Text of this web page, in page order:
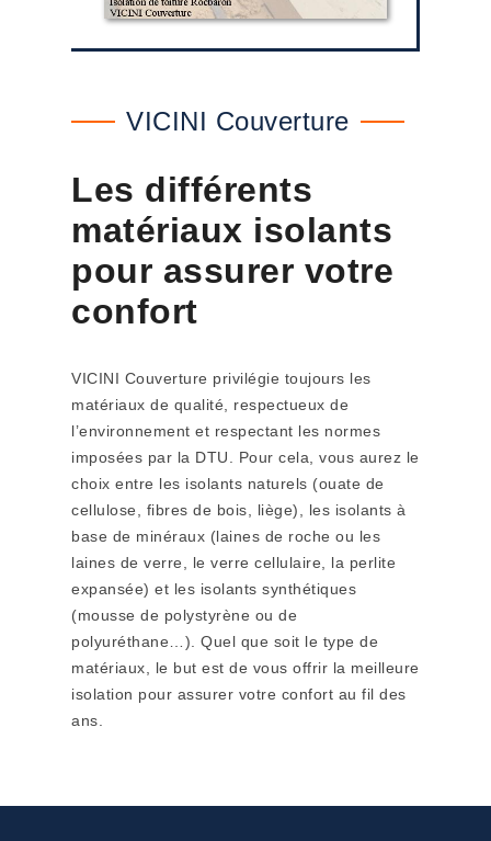
VICINI Couverture
Les différents
matériaux isolants
pour assurer votre
confort
VICINI Couverture privilégie toujours les
matériaux de qualité, respectueux de
l’environnement et respectant les normes
imposées par la DTU. Pour cela, vous aurez le
choix entre les isolants naturels (ouate de
cellulose, fibres de bois, liège), les isolants à
base de minéraux (laines de roche ou les
laines de verre, le verre cellulaire, la perlite
expansée) et les isolants synthétiques
(mousse de polystyrène ou de
polyuréthane…). Quel que soit le type de
matériaux, le but est de vous offrir la meilleure
isolation pour assurer votre confort au fil des
ans.